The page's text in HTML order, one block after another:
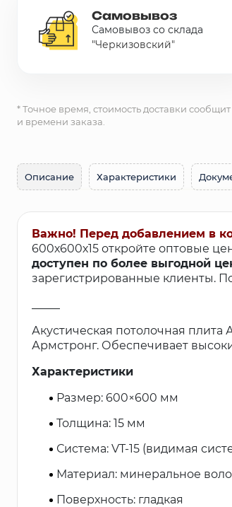
Самовывоз
Самовывоз со склада
"Черкизовский"
* Точное время, стоимость доставки
и времени заказа.
Описание Характеристики
Важно! Перед добавлением в
600х600х15 откройте оптовые
доступен по более выгодной
зарегистрированные клиенты.
Акустическая потолочная
Армстронг. Обеспечивает
Характеристики
Размер: 600×600 мм
Толщина: 15 мм
Система: VT-15 (видимая
Материал: минеральное
Поверхность: гладкая